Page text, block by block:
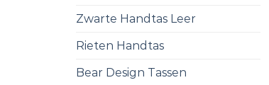
Zwarte Handtas Leer
Rieten Handtas
Bear Design Tassen